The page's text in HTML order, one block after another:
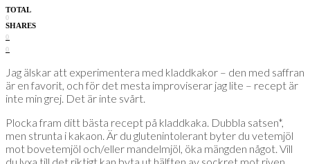
TOTAL
0
SHARES
0
0
Jag älskar att experimentera med kladdkakor – den med saffran
är en favorit, och för det mesta improviserar jag lite – recept är
inte min grej. Det är inte svårt.
Plocka fram ditt bästa recept på kladdkaka. Dubbla satsen*,
men strunta i kakaon. Är du glutenintolerant byter du vetemjöl
mot bovetemjöl och/eller mandelmjöl, öka mängden något. Vill